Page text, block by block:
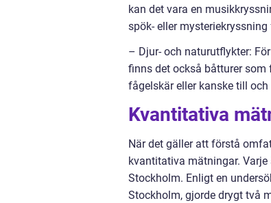
kan det vara en
spök- eller
– Djur- och naturutflykter:
finns det också båtturer
fågelskär eller kanske till
Kvantitativa
När det gäller att förstå
kvantitativa mätningar.
Stockholm. Enligt en
Stockholm, gjorde drygt två